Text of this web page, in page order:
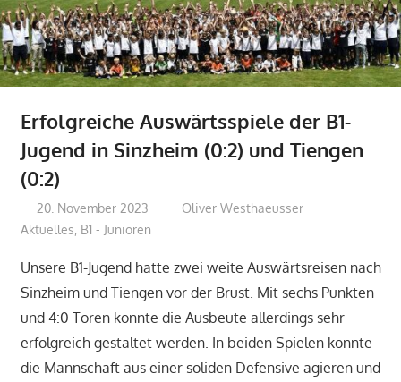
Erfolgreiche Auswärtsspiele der B1-
Jugend in Sinzheim (0:2) und Tiengen
(0:2)
20. November 2023
Oliver Westhaeusser
Aktuelles, B1 - Junioren
Unsere B1-Jugend hatte zwei weite Auswärtsreisen nach
Sinzheim und Tiengen vor der Brust. Mit sechs Punkten
und 4:0 Toren konnte die Ausbeute allerdings sehr
erfolgreich gestaltet werden. In beiden Spielen konnte
die Mannschaft aus einer soliden Defensive agieren und